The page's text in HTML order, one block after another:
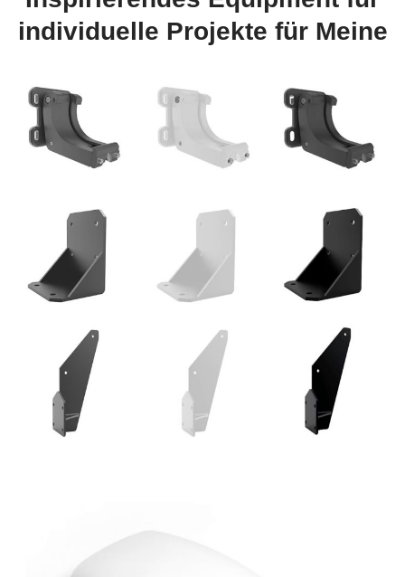
individuelle Projekte für Meine